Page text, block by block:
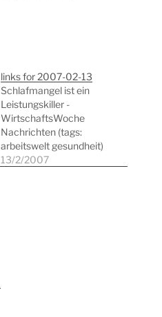
links for 2007-02-13
Schlafmangel ist ein
Leistungskiller -
WirtschaftsWoche
Nachrichten (tags:
arbeitswelt gesundheit)
GTD mit Google Mail
13/2/2007